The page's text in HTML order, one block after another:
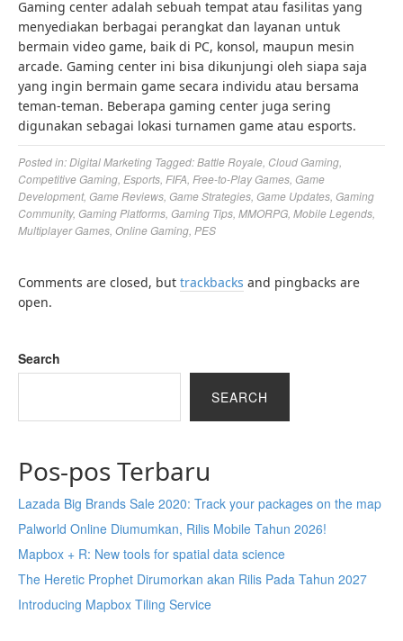
Gaming center adalah sebuah tempat atau fasilitas yang
menyediakan berbagai perangkat dan layanan untuk
bermain video game, baik di PC, konsol, maupun mesin
arcade. Gaming center ini bisa dikunjungi oleh siapa saja
yang ingin bermain game secara individu atau bersama
teman-teman. Beberapa gaming center juga sering
digunakan sebagai lokasi turnamen game atau esports.
Posted in:Digital Marketing Tagged:Battle Royale Cloud Gaming
Competitive Gaming Esports FIFA Free-to-Play Games Game
Development, Game Reviews Game Strategies Game Updates Gaming
Community, Gaming Platforms Gaming Tips MMORPG Mobile Legends
Multiplayer Games Online Gaming PES
Comments are closed, but trackbacks and pingbacks are
open.
Search
SEARCH
Pos-pos Terbaru
Lazada Big Brands Sale 2020: Track your packages on the map
Palworld Online Diumumkan, Rilis Mobile Tahun 2026!
Mapbox + R: New tools for spatial data science
The Heretic Prophet Dirumorkan akan Rilis Pada Tahun 2027
Introducing Mapbox Tiling Service